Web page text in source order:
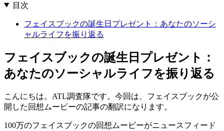
目次
フェイスブックの誕生日プレゼント：あなたのソーシ
ャルライフを振り返る
フェイスブックの誕生日プレゼント：
あなたのソーシャルライフを振り返る
こんにちは。ATL調査隊です。今回は、フェイスブックが公
開した回想ムービーの記事の翻訳になります。
100万のフェイスブックの回想ムービーがニュースフィード